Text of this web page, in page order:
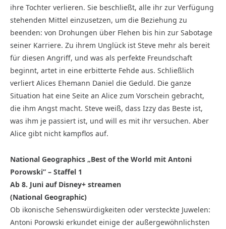
ihre Tochter verlieren. Sie beschließt, alle ihr zur Verfügung
stehenden Mittel einzusetzen, um die Beziehung zu
beenden: von Drohungen über Flehen bis hin zur Sabotage
seiner Karriere. Zu ihrem Unglück ist Steve mehr als bereit
für diesen Angriff, und was als perfekte Freundschaft
beginnt, artet in eine erbitterte Fehde aus. Schließlich
verliert Alices Ehemann Daniel die Geduld. Die ganze
Situation hat eine Seite an Alice zum Vorschein gebracht,
die ihm Angst macht. Steve weiß, dass Izzy das Beste ist,
was ihm je passiert ist, und will es mit ihr versuchen. Aber
Alice gibt nicht kampflos auf.
National Geographics „Best of the World mit Antoni
Porowski” – Staffel 1
Ab 8. Juni auf Disney+ streamen
(National Geographic)
Ob ikonische Sehenswürdigkeiten oder versteckte Juwelen:
Antoni Porowski erkundet einige der außergewöhnlichsten